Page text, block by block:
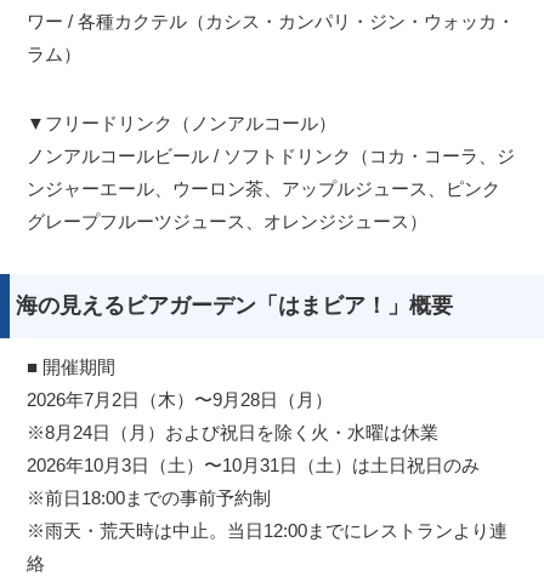
ワー / 各種カクテル（カシス・カンパリ・ジン・ウォッカ・
ラム）
▼フリードリンク（ノンアルコール）
ノンアルコールビール / ソフトドリンク（コカ・コーラ、ジ
ンジャーエール、ウーロン茶、アップルジュース、ピンク
グレープフルーツジュース、オレンジジュース）
海の見えるビアガーデン「はまビア！」概要
■ 開催期間
2026年7月2日（木）〜9月28日（月）
※8月24日（月）および祝日を除く火・水曜は休業
2026年10月3日（土）〜10月31日（土）は土日祝日のみ
※前日18:00までの事前予約制
※雨天・荒天時は中止。当日12:00までにレストランより連
絡